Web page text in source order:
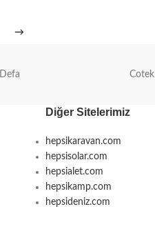
→
Defa Cotek
Diğer Sitelerimiz
hepsikaravan.com
hepsisolar.com
hepsialet.com
hepsikamp.com
hepsideniz.com